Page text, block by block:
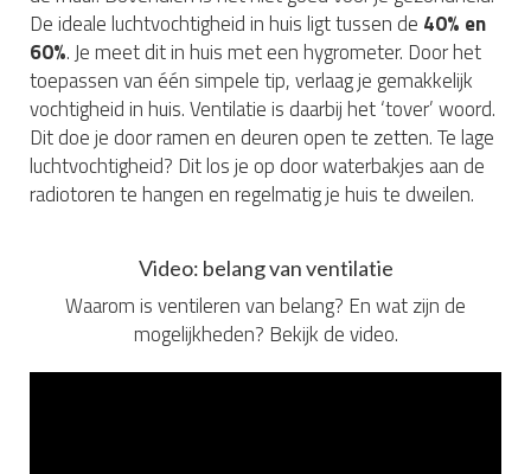
De ideale luchtvochtigheid in huis ligt tussen de 40% en
60%. Je meet dit in huis met een hygrometer. Door het
toepassen van één simpele tip, verlaag je gemakkelijk
vochtigheid in huis. Ventilatie is daarbij het ‘tover’ woord.
Dit doe je door ramen en deuren open te zetten. Te lage
luchtvochtigheid? Dit los je op door waterbakjes aan de
radiotoren te hangen en regelmatig je huis te dweilen.
Video: belang van ventilatie
Waarom is ventileren van belang? En wat zijn de
mogelijkheden? Bekijk de video.